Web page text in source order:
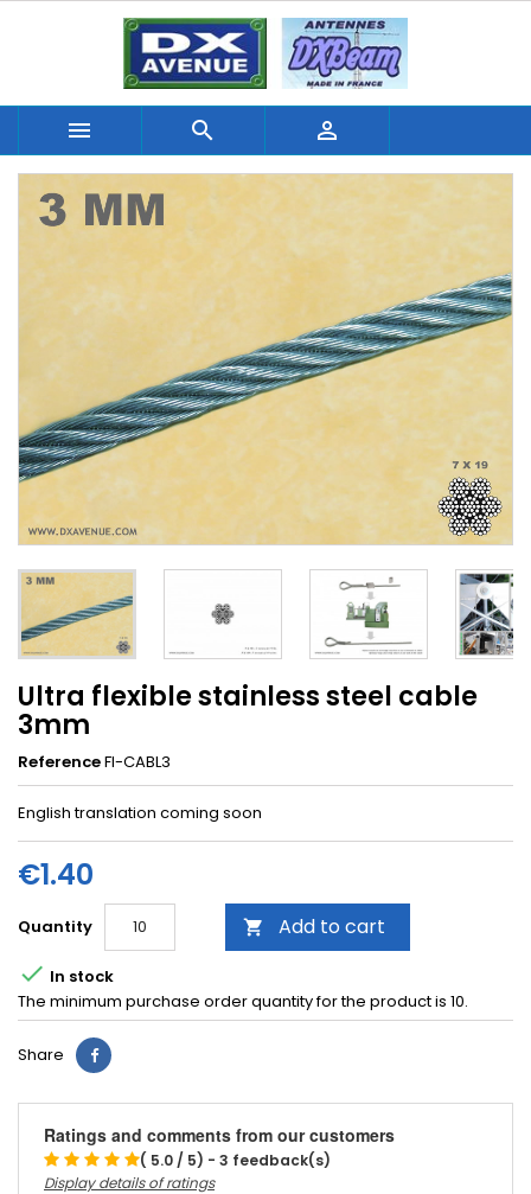
  
Ultra flexible stainless steel cable
3mm
ReferenceFI-CABL3
English translation coming soon
€1.40
Quantity  Add to cart
 In stock
The minimum purchase order quantity for the product is 10.
Share
Ratings and comments from our customers
( 5.0 / 5) - 3 feedback(s)
Display details of ratings